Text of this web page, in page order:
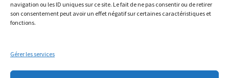
navigation ou les ID uniques sur ce site. Le fait de ne pas consentir ou de retirer
son consentement peut avoir un effet négatif sur certaines caractéristiques et
fonctions.
Gérer les services
42440 Noirétable
contact[a]lesmontsquipetillent.org
Collectif LA TERRE
Groupe Nourrir